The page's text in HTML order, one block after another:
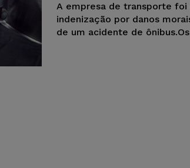
A empresa de transporte foi
indenização por danos
de um acidente de